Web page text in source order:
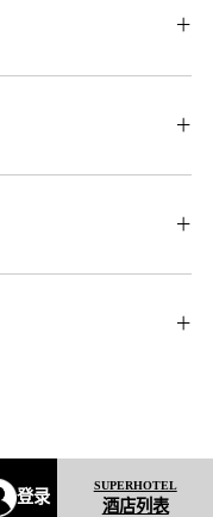
登录 酒店列表